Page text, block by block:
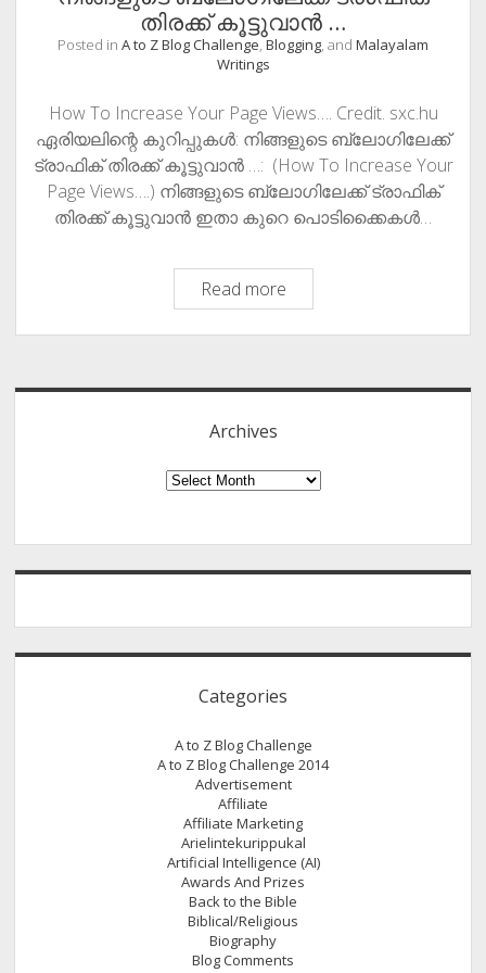
PHOTOGRAPHY
തിരക്ക് കൂട്ടുവാൻ …
Posted in A to Z Blog Challenge,Blogging, and Malayalam
Writings
How To Increase Your Page Views…. Credit. sxc.hu
ഏരിയലിന്റെ കുറിപ്പുകള്‍: നിങ്ങളുടെ ബ്ലോഗിലേക്ക്
ട്രാഫിക് തിരക്ക് കൂട്ടുവാൻ …: (How To Increase Your
Page Views….) നിങ്ങളുടെ ബ്ലോഗിലേക്ക് ട്രാഫിക്
തിരക്ക് കൂട്ടുവാൻ ഇതാ കുറെ പൊടിക്കൈകൾ…
Read moreHow
To
Increase
Page
ബ്ലോഗിലേക്ക്
ട്രാഫിക്
കൂട്ടുവാൻ
…
Archives
Archives
Categories
A to Z Blog Challenge
A to Z Blog Challenge 2014
Advertisement
Affiliate
Affiliate Marketing
Arielintekurippukal
Artificial Intelligence (AI)
Awards And Prizes
Back to the Bible
Biblical/Religious
Biography
Blog Comments